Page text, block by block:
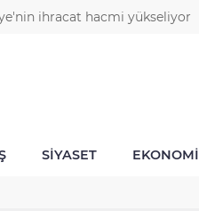
ihracat hacmi yükseliyor
27,9743
VND
0,0018
SİYASET EKONOMİ